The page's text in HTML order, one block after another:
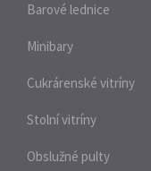
Barové lednice
Minibary
Cukrárenské vitríny
Stolní vitríny
Obslužné pulty